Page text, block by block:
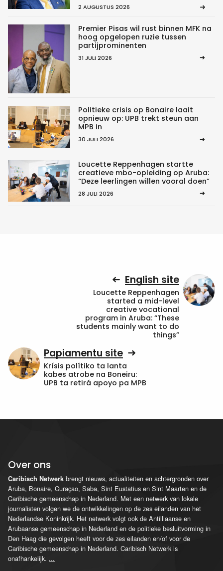
2 AUGUSTUS 2026
Premier Pisas wil rust binnen MFK na
hoog opgelopen ruzie tussen
partijprominenten
31 JULI 2026
Politieke crisis op Bonaire laait
opnieuw op: UPB trekt steun aan
MPB in
30 JULI 2026
Loucette Reppenhagen startte
creatieve mbo-opleiding op Aruba:
“Deze leerlingen willen vooral doen”
28 JULI 2026
English site
Loucette Reppenhagen
started a mid-level
creative vocational
program in Aruba: “These
students mainly want to do
things”
Papiamentu site
Krísis polítiko ta lanta
kabes atrobe na Boneiru:
UPB ta retirá apoyo pa MPB
Over ons
Caribisch Netwerk brengt nieuws, actualiteiten en achtergronden over
Aruba, Bonaire, Curaçao, Saba, Sint Eustatius en Sint Maarten en de
Caribische gemeenschap in Nederland. Met een netwerk van lokale
journalisten volgen we de ontwikkelingen op de zes eilanden van het
Nederlandse Koninkrijk. Het netwerk volgt ook de Antilliaanse en
Arubaanse gemeenschap in Nederland en de politieke besluitvorming in
Den Haag die gevolgen heeft voor de zes eilanden en/of voor de
Caribische gemeenschap in Nederland. Caribisch Netwerk is
onafhankelijk. ...